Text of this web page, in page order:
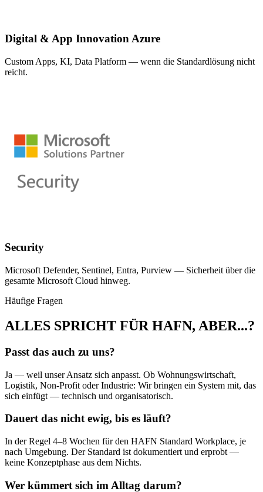
Digital & App Innovation Azure
Custom Apps, KI, Data Platform — wenn die Standardlösung nicht
reicht.
Security
Microsoft Defender, Sentinel, Entra, Purview — Sicherheit über die
gesamte Microsoft Cloud hinweg.
Häufige Fragen
ALLES SPRICHT FÜR HAFN, ABER...?
Passt das auch zu uns?
Ja — weil unser Ansatz sich anpasst. Ob Wohnungswirtschaft,
Logistik, Non-Profit oder Industrie: Wir bringen ein System mit, das
sich einfügt — technisch und organisatorisch.
Dauert das nicht ewig, bis es läuft?
In der Regel 4–8 Wochen für den HAFN Standard Workplace, je
nach Umgebung. Der Standard ist dokumentiert und erprobt —
keine Konzeptphase aus dem Nichts.
Wer kümmert sich im Alltag darum?